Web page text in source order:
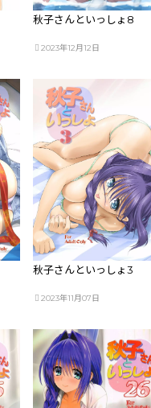
秋子さんといっしょ8
2023年12月12日
秋子さんといっしょ3
2023年11月07日